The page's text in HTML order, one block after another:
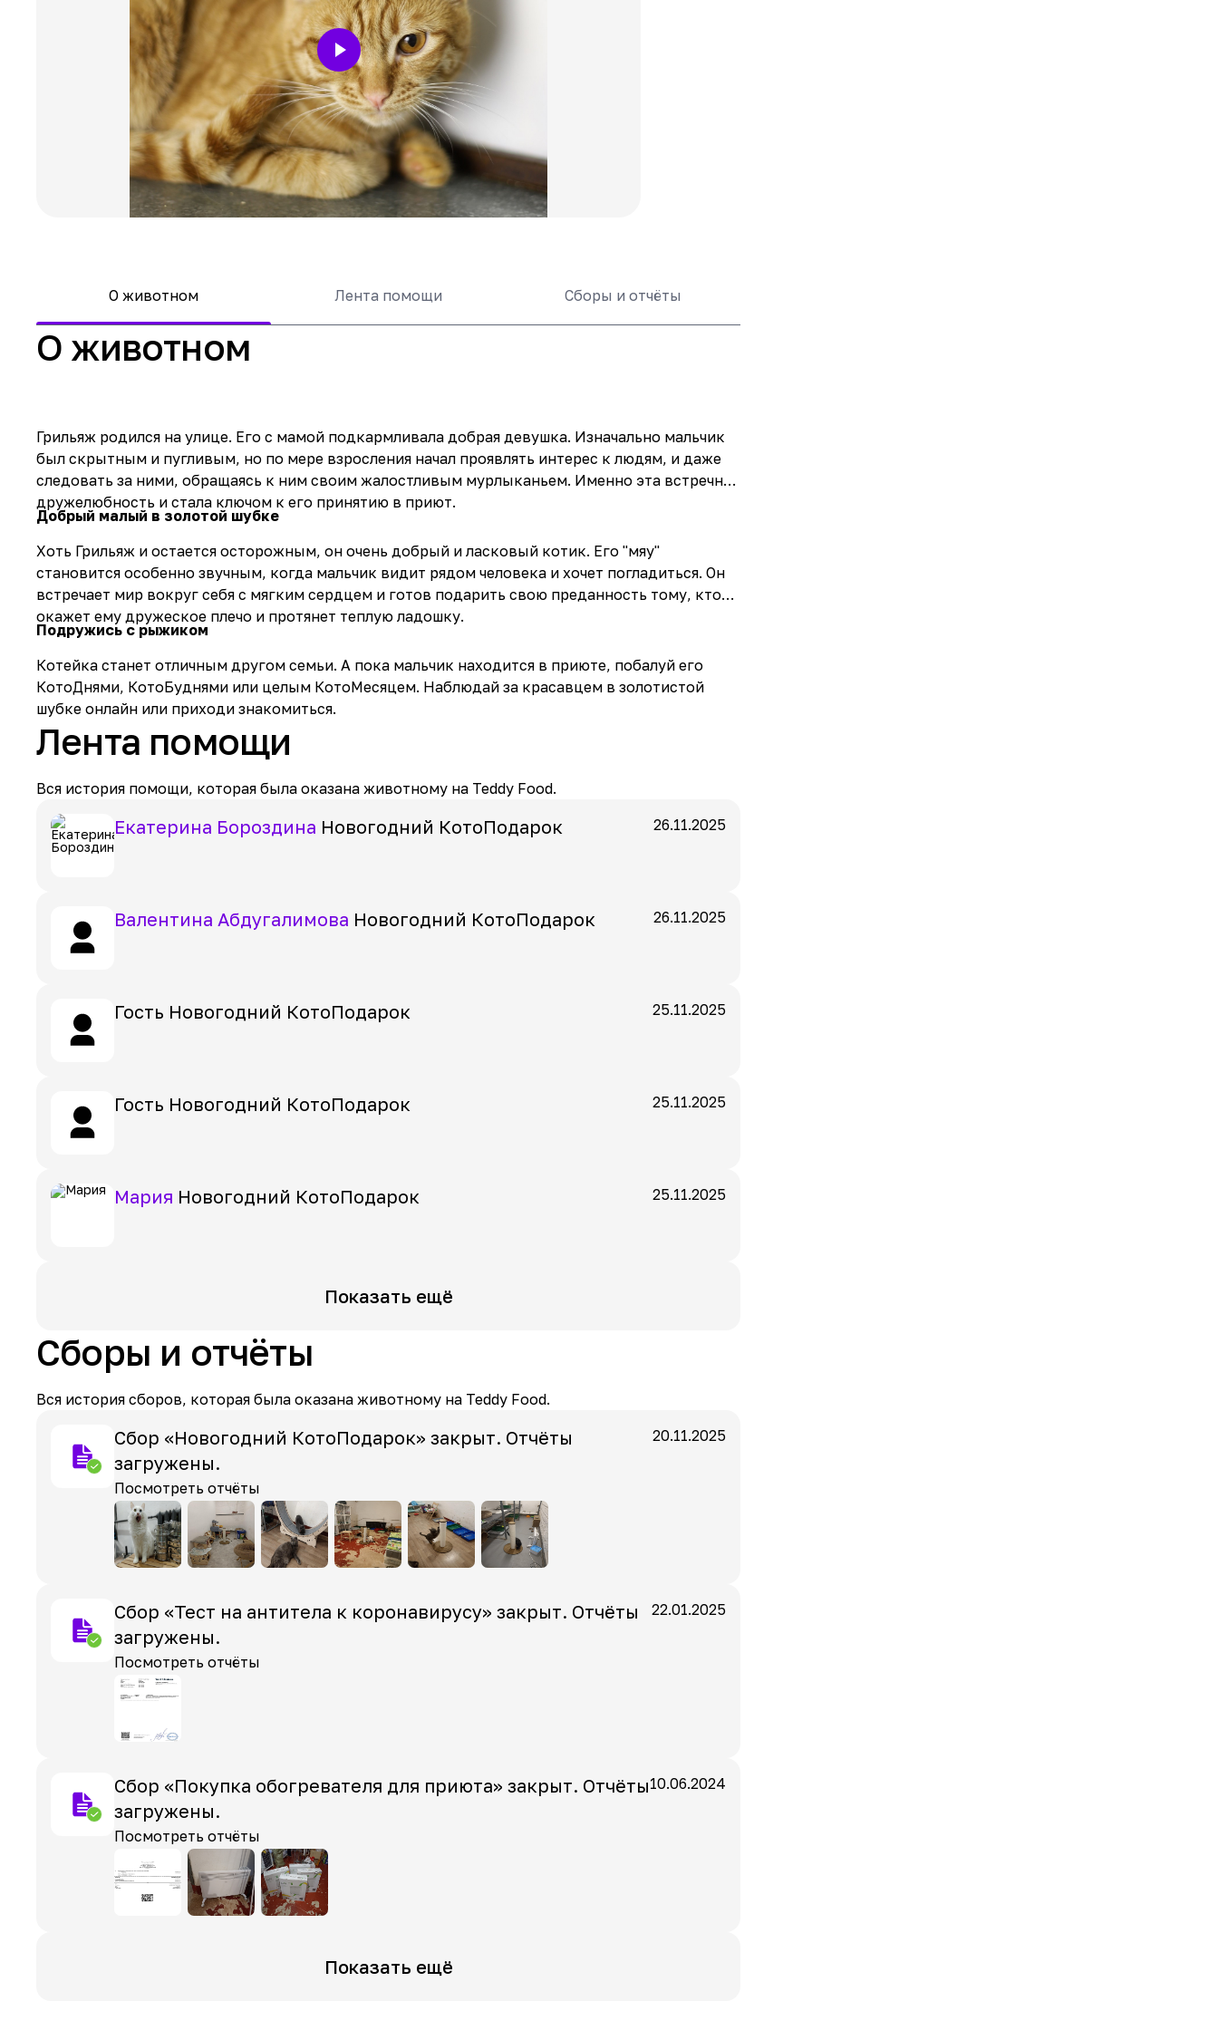
О животном Лента помощи Сборы и отчёты
О животном
Грильяж родился на улице. Его с мамой подкармливала добрая девушка. Изначально мальчик
был скрытным и пугливым, но по мере взросления начал проявлять интерес к людям, и даже
следовать за ними, обращаясь к ним своим жалостливым мурлыканьем. Именно эта встречная
дружелюбность и стала ключом к его принятию в приют.
Добрый малый в золотой шубке
Хоть Грильяж и остается осторожным, он очень добрый и ласковый котик. Его "мяу"
становится особенно звучным, когда мальчик видит рядом человека и хочет погладиться. Он
встречает мир вокруг себя с мягким сердцем и готов подарить свою преданность тому, кто
окажет ему дружеское плечо и протянет теплую ладошку.
Подружись с рыжиком
Котейка станет отличным другом семьи. А пока мальчик находится в приюте, побалуй его
КотоДнями, КотоБуднями или целым КотоМесяцем. Наблюдай за красавцем в золотистой
шубке онлайн или приходи знакомиться.
Лента помощи
Вся история помощи, которая была оказана животному на Teddy Food.
Екатерина Бороздина Новогодний КотоПодарок 26.11.2025
Валентина Абдугалимова Новогодний КотоПодарок 26.11.2025
Гость Новогодний КотоПодарок 25.11.2025
Гость Новогодний КотоПодарок 25.11.2025
Мария Новогодний КотоПодарок 25.11.2025
Показать ещё
Сборы и отчёты
Вся история сборов, которая была оказана животному на Teddy Food.
Сбор «Новогодний КотоПодарок» закрыт. Отчёты
загружены.
20.11.2025
Посмотреть отчёты
Сбор «Тест на антитела к коронавирусу» закрыт. Отчёты
загружены.
22.01.2025
Посмотреть отчёты
Сбор «Покупка обогревателя для приюта» закрыт. Отчёты
загружены.
10.06.2024
Посмотреть отчёты
Показать ещё